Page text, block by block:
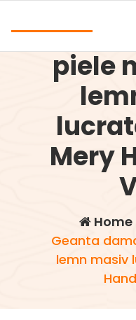
piele
Mery
Home
Geanta
lemn masiv